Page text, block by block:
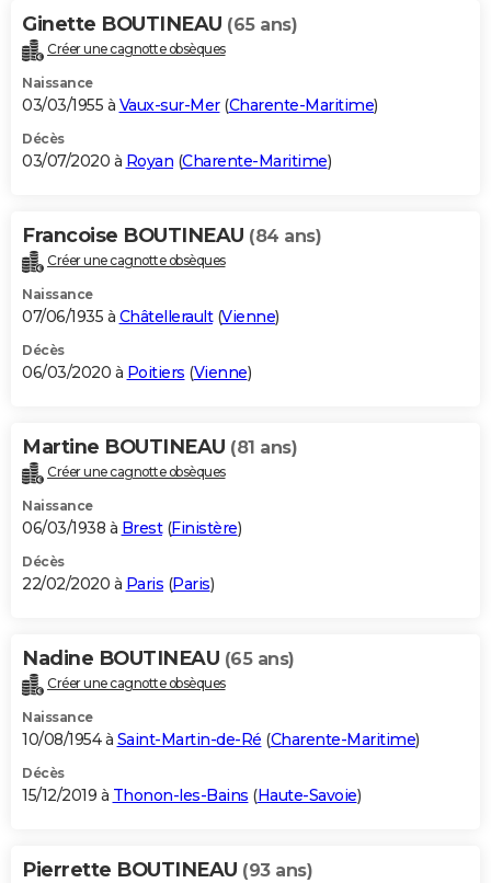
Ginette BOUTINEAU (65 ans)
Créer une cagnotte obsèques
Naissance
03/03/1955 à Vaux-sur-Mer(Charente-Maritime)
Décès
03/07/2020 à Royan (Charente-Maritime)
Francoise BOUTINEAU (84 ans)
Créer une cagnotte obsèques
Naissance
07/06/1935 à Châtellerault(Vienne)
Décès
06/03/2020 à Poitiers (Vienne)
Martine BOUTINEAU (81 ans)
Créer une cagnotte obsèques
Naissance
06/03/1938 à Brest(Finistère)
Décès
22/02/2020 à Paris (Paris)
Nadine BOUTINEAU (65 ans)
Créer une cagnotte obsèques
Naissance
10/08/1954 à Saint-Martin-de-Ré (Charente-Maritime)
Décès
15/12/2019 à Thonon-les-Bains (Haute-Savoie)
Pierrette BOUTINEAU (93 ans)